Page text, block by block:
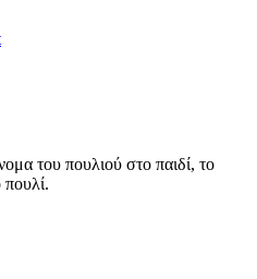
του πουλιού στο παιδί, το
πουλί.